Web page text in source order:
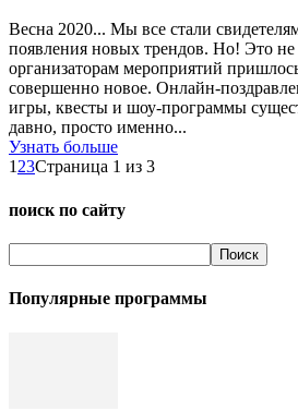
Весна 2020... Мы все стали
появления новых трендов. Но! Это не
организаторам мероприятий
совершенно новое. Онлайн-
игры, квесты и шоу-программы
давно, просто именно...
Узнать больше
123Страница 1 из 3
поиск по сайту
Популярные программы